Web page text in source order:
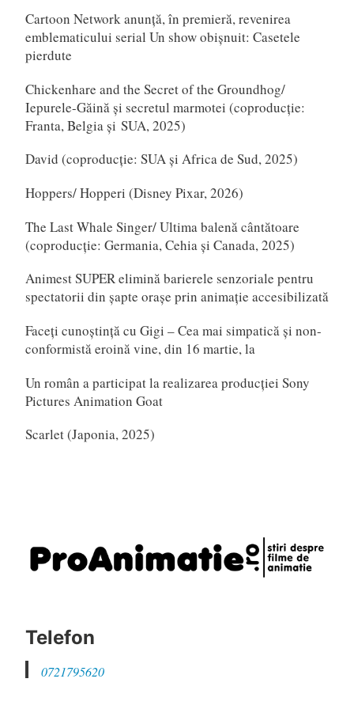
Cartoon Network anunță, în premieră, revenirea
emblematicului serial Un show obișnuit: Casetele
pierdute
Chickenhare and the Secret of the Groundhog/
Iepurele-Găină și secretul marmotei (coproducție:
Franta, Belgia și SUA, 2025)
David (coproducție: SUA și Africa de Sud, 2025)
Hoppers/ Hopperi (Disney Pixar, 2026)
The Last Whale Singer/ Ultima balenă cântătoare
(coproducție: Germania, Cehia și Canada, 2025)
Animest SUPER elimină barierele senzoriale pentru
spectatorii din șapte orașe prin animație accesibilizată
Faceți cunoștință cu Gigi – Cea mai simpatică și non-
conformistă eroină vine, din 16 martie, la
Un român a participat la realizarea producției Sony
Pictures Animation Goat
Scarlet (Japonia, 2025)
Telefon
0721795620